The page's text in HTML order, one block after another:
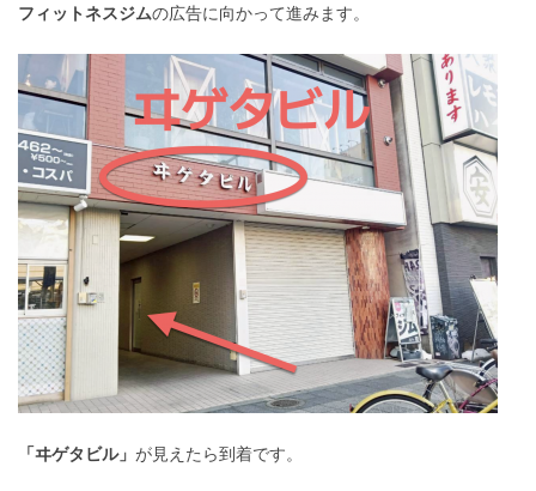
フィットネスジムの広告に向かって進みます。
「ヰゲタビル」 が見えたら到着です。